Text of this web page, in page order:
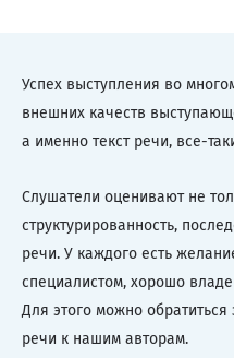
Успех выступления во
внешних качеств
а именно текст речи, все-
Слушатели оценивают не
структурированность,
речи. У каждого есть
специалистом, хорошо
Для этого можно
речи к нашим авторам.